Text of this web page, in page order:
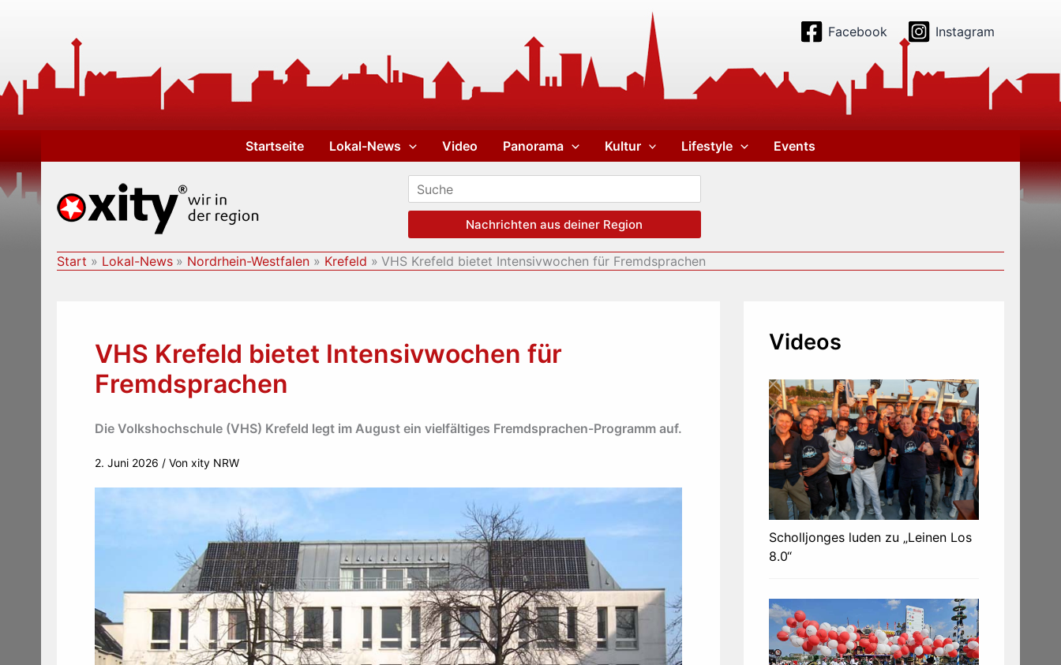
Facebook Instagram
Startseite Lokal-News Video Panorama Kultur Lifestyle Events
Nachrichten aus deiner Region
Start Lokal-News Nordrhein-Westfalen Krefeld VHS Krefeld bietet Intensivwochen für Fremdsprachen
VHS Krefeld bietet Intensivwochen für
Fremdsprachen
Die Volkshochschule (VHS) Krefeld legt im August ein vielfältiges Fremdsprachen-Programm auf.
2. Juni 2026 / Von xity NRW
Videos
Scholljonges luden zu „Leinen Los
8.0“